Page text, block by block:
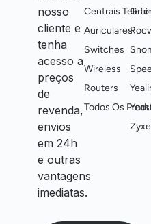
nosso
cliente e
tenha
acesso a
preços
de
revenda,
envios
em 24h
e outras
vantagens
imediatas.
Centrais
Auriculares
Switches
Wireless
Routers
Todos Os